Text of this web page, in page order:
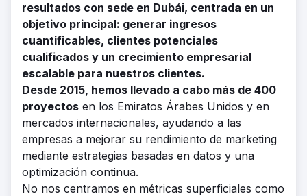
resultados con sede en Dubái, centrada en un
objetivo principal: generar ingresos
cuantificables, clientes potenciales
cualificados y un crecimiento empresarial
escalable para nuestros clientes.
Desde 2015, hemos llevado a cabo más de 400
proyectos en los Emiratos Árabes Unidos y en
mercados internacionales, ayudando a las
empresas a mejorar su rendimiento de marketing
mediante estrategias basadas en datos y una
optimización continua.
No nos centramos en métricas superficiales como